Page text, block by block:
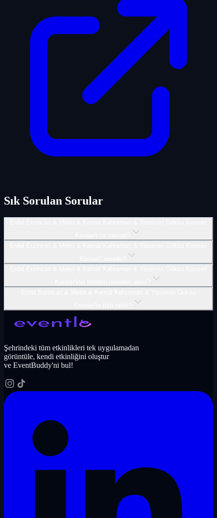
Sık Sorulan Sorular
Şehrindeki tüm etkinlikleri tek uygulamadan
görüntüle, kendi etkinliğini oluştur
ve EventBuddy'ni bul!